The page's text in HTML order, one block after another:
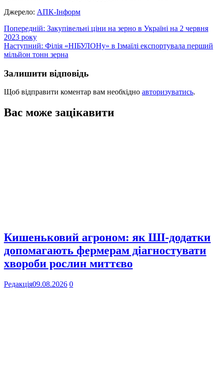
Джерело: АПК-Інформ
Навігація
записів
Попередній: Закупівельні ціни на зерно в Україні на 2 червня
2023 року
Наступний: Філія «НІБУЛОНу» в Ізмаїлі експортувала перший
мільйон тонн зерна
Залишити відповідь
Щоб відправити коментар вам необхідно авторизуватись.
Вас може зацікавити
Кишеньковий агроном: як ШІ-додатки
допомагають фермерам діагностувати
хвороби рослин миттєво
Редакція09.08.2026 0